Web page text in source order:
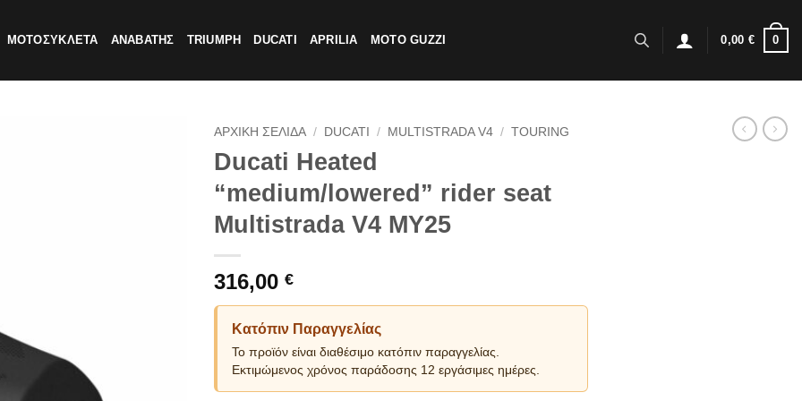
ΜΟΤΟΣΥΚΛΕΤΑ ΑΝΑΒΑΤΗΣ TRIUMPH DUCATI APRILIA MOTO GUZZI 0,00 € 0
ΑΡΧΙΚΗ ΣΕΛΙΔΑ / DUCATI / MULTISTRADA V4 / TOURING
Ducati Heated
“medium/lowered” rider seat
Multistrada V4 MY25
316,00 €
Κατόπιν Παραγγελίας
Το προϊόν είναι διαθέσιμο κατόπιν παραγγελίας.
Εκτιμώμενος χρόνος παράδοσης 12 εργάσιμες ημέρες.